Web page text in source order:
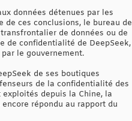
données détenues par les
ces conclusions, le bureau de
de données ou de
de confidentialité de DeepSeek,
le gouvernement.
de ses boutiques
de la confidentialité des
depuis la Chine, la
répondu au rapport du